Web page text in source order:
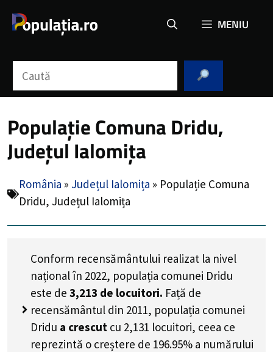
MENIU
Populație Comuna Dridu,
Județul Ialomița
România » Județul Ialomița » Populație Comuna
Dridu, Județul Ialomița
Conform recensământului realizat la nivel
național în 2022, populația comunei Dridu
este de 3,213 de locuitori. Față de
recensământul din 2011, populația comunei
Dridu a crescut cu 2,131 locuitori, ceea ce
reprezintă o creștere de 196.95% a numărului